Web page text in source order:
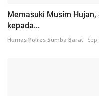
Memasuki Musim
kepada...
Humas Polres Sumba Barat Sep